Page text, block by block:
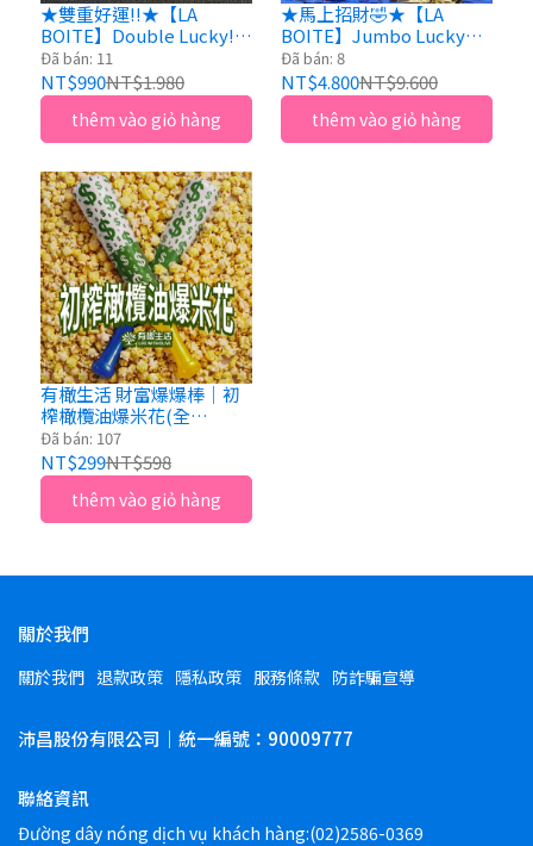
★雙重好運!!★【LA
BOITE】Double Lucky!
Cats雙色漸變幸運繽紛自
動招手招財貓（六種配
色）10.5x15cm
Đã bán: 11
NT$990NT$1.980
thêm vào giỏ hàng
★馬上招財🤣★【LA
BOITE】Jumbo Lucky
Cats 特大號招財貓（共5
色）16x14x30cm
Đã bán: 8
NT$4.800NT$9.600
thêm vào giỏ hàng
有橄生活 財富爆爆棒｜初
榨橄欖油爆米花(全
素)150g｜可可/焦糖玫瑰
鹽口味
Đã bán: 107
NT$299NT$598
thêm vào giỏ hàng
關於我們
關於我們 退款政策 隱私政策 服務條款 防詐騙宣導
沛昌股份有限公司｜統一編號：90009777
聯絡資訊
Đường dây nóng dịch vụ khách hàng:(02)2586-0369